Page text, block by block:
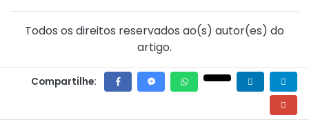
Todos os direitos reservados ao(s) autor(es) do
artigo.
Compartilhe: